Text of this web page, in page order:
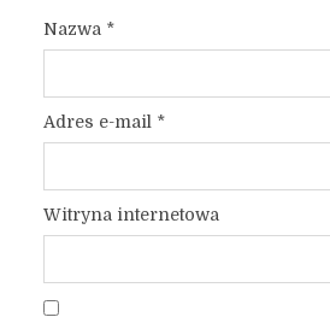
Nazwa *
Adres e-mail *
Witryna internetowa